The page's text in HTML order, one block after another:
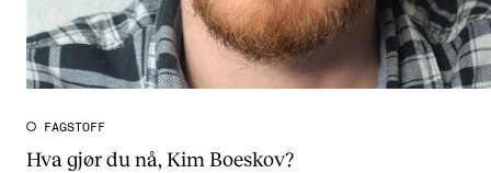
FAGSTOFF
Hva gjør du nå, Kim Boeskov?